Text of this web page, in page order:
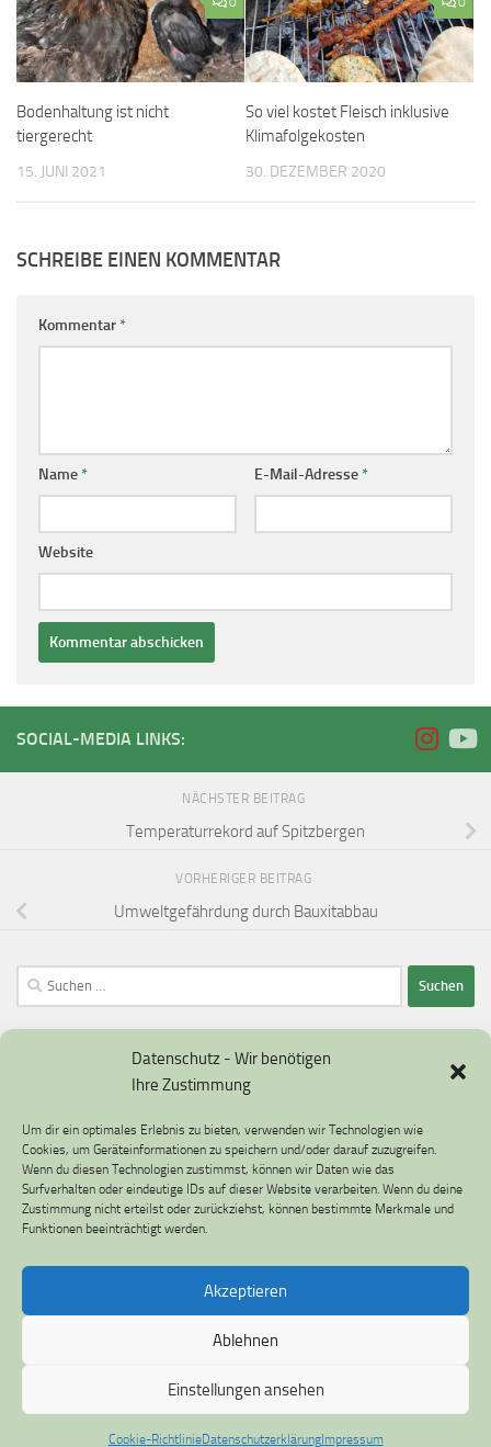
Datenschutz - Wir benötigen
Ihre Zustimmung
Um dir ein optimales Erlebnis zu bieten, verwenden wir Technologien wie
Cookies, um Geräteinformationen zu speichern und/oder darauf zuzugreifen.
Wenn du diesen Technologien zustimmst, können wir Daten wie das
Surfverhalten oder eindeutige IDs auf dieser Website verarbeiten. Wenn du deine
Zustimmung nicht erteilst oder zurückziehst, können bestimmte Merkmale und
Funktionen beeinträchtigt werden.
Akzeptieren
Ablehnen
Einstellungen ansehen
Cookie-RichtlinieDatenschutzerklärungImpressum
Bodenhaltung ist nicht
tiergerecht
15. JUNI 2021
So viel kostet Fleisch inklusive
Klimafolgekosten
30. DEZEMBER 2020
SCHREIBE EINEN KOMMENTAR
Kommentar*
Name* E-Mail-Adresse*
Website
SOCIAL-MEDIA LINKS:
NÄCHSTER BEITRAG
Temperaturrekord auf Spitzbergen
VORHERIGER BEITRAG
Umweltgefährdung durch Bauxitabbau
Suchen
nach:
Datenschutzerklärung
Impressum
Cookie-Richtlinie (EU)